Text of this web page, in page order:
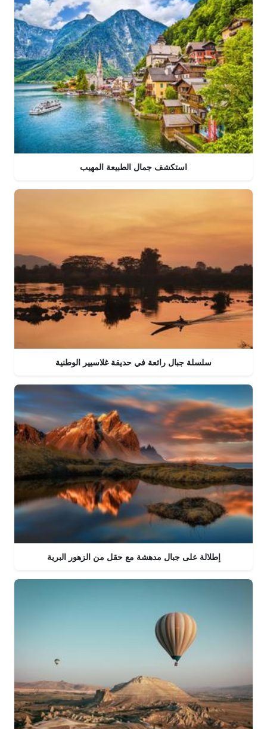
استكشف جمال الطبيعة المهيب
سلسلة جبال رائعة في حديقة غلاسيير الوطنية
إطلالة على جبال مدهشة مع حقل من الزهور البرية